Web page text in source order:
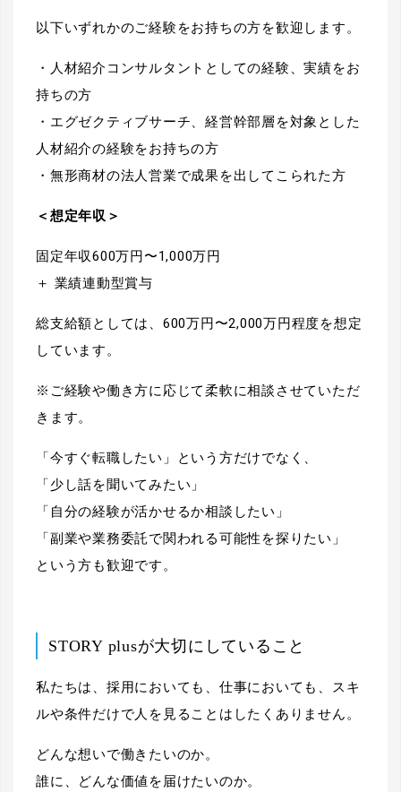
以下いずれかのご経験をお持ちの方を歓迎します。
・人材紹介コンサルタントとしての経験、実績をお
持ちの方
・エグゼクティブサーチ、経営幹部層を対象とした
人材紹介の経験をお持ちの方
・無形商材の法人営業で成果を出してこられた方
＜想定年収＞
固定年収600万円〜1,000万円
＋ 業績連動型賞与
総支給額としては、600万円〜2,000万円程度を想定
しています。
※ご経験や働き方に応じて柔軟に相談させていただ
きます。
「今すぐ転職したい」という方だけでなく、
「少し話を聞いてみたい」
「自分の経験が活かせるか相談したい」
「副業や業務委託で関われる可能性を探りたい」
という方も歓迎です。
STORY plusが大切にしていること
私たちは、採用においても、仕事においても、スキ
ルや条件だけで人を見ることはしたくありません。
どんな想いで働きたいのか。
誰に、どんな価値を届けたいのか。